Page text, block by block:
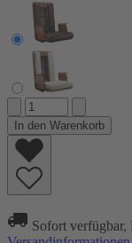
In den Warenkorb
Sofort verfügbar,